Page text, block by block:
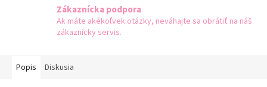
Zákaznícka podpora
Ak máte akékoľvek otázky, neváhajte sa obrátiť na náš
zákaznícky servis.
Popis Diskusia